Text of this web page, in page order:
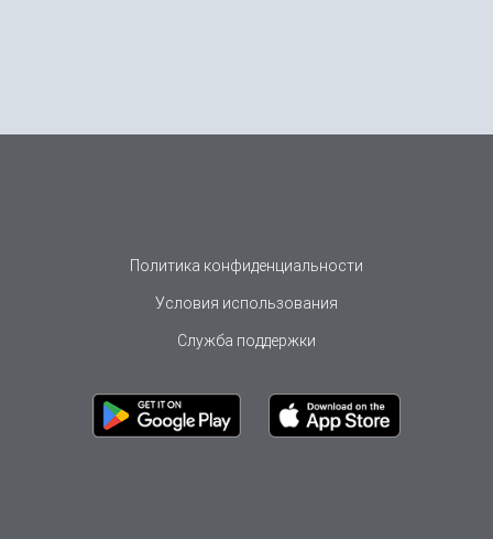
Политика конфиденциальности
Условия использования
Служба поддержки